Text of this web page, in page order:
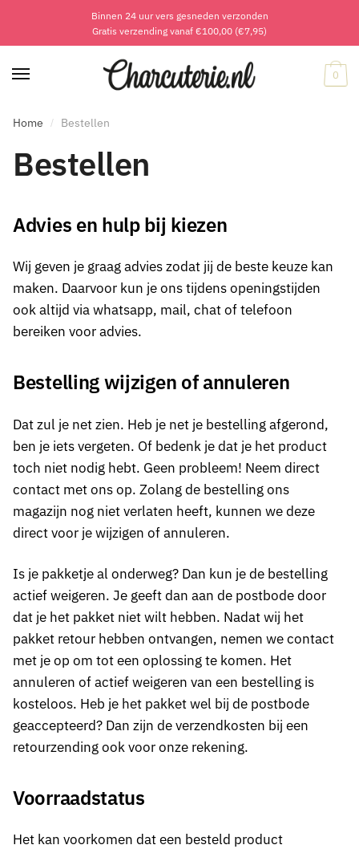
navigation
content
Binnen 24 uur vers gesneden verzonden
Gratis verzending vanaf €100,00 (€7,95)
0
Home / Bestellen
Bestellen
Advies en hulp bij kiezen
Wij geven je graag advies zodat jij de beste keuze kan
maken. Daarvoor kun je ons tijdens openingstijden
ook altijd via whatsapp, mail, chat of telefoon
bereiken voor advies.
Bestelling wijzigen of annuleren
Dat zul je net zien. Heb je net je bestelling afgerond,
ben je iets vergeten. Of bedenk je dat je het product
toch niet nodig hebt. Geen probleem! Neem direct
contact met ons op. Zolang de bestelling ons
magazijn nog niet verlaten heeft, kunnen we deze
direct voor je wijzigen of annuleren.
Is je pakketje al onderweg? Dan kun je de bestelling
actief weigeren. Je geeft dan aan de postbode door
dat je het pakket niet wilt hebben. Nadat wij het
pakket retour hebben ontvangen, nemen we contact
met je op om tot een oplossing te komen. Het
annuleren of actief weigeren van een bestelling is
kosteloos. Heb je het pakket wel bij de postbode
geaccepteerd? Dan zijn de verzendkosten bij een
retourzending ook voor onze rekening.
Voorraadstatus
Het kan voorkomen dat een besteld product